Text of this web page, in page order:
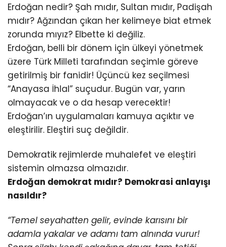
Erdoğan nedir? Şah mıdır, Sultan mıdır, Padişah
mıdır? Ağzından çıkan her kelimeye biat etmek
zorunda mıyız? Elbette ki değiliz.
Erdoğan, belli bir dönem için ülkeyi yönetmek
üzere Türk Milleti tarafından seçimle göreve
getirilmiş bir fanidir! Üçüncü kez seçilmesi
“Anayasa İhlal” suçudur. Bugün var, yarın
olmayacak ve o da hesap verecektir!
Erdoğan’ın uygulamaları kamuya açıktır ve
eleştirilir. Eleştiri suç değildir.
Demokratik rejimlerde muhalefet ve eleştiri
sistemin olmazsa olmazıdır.
Erdoğan demokrat mıdır? Demokrasi anlayışı
nasıldır?
“Temel seyahatten gelir, evinde karısını bir
adamla yakalar ve adamı tam alnında vurur!